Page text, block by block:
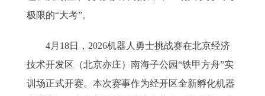
极限的“大考”。
4月18日，2026机器人勇士挑战赛在北京经济
技术开发区（北京亦庄）南海子公园“铁甲方舟”实
训场正式开赛。本次赛事作为经开区全新孵化机器